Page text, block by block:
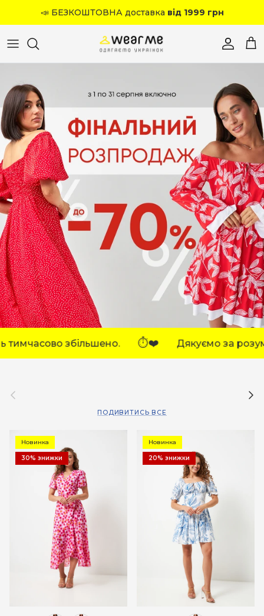
📣 БЕЗКОШТОВНА доставка від 1999 грн
⏱️❤️ Дякуємо за розуміння! ⏱️❤️
Назад
ПОДИВИТИСЬ ВСЕ
Новинка
30% знижки
Новинка
20% знижки